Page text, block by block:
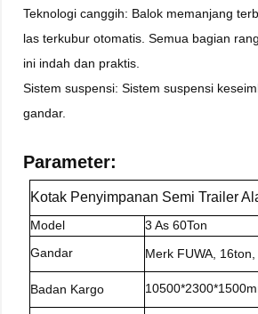
Teknologi canggih: Balok memanjang
las terkubur otomatis. Semua bagian
ini indah dan praktis.
Sistem suspensi: Sistem suspensi
gandar.
Parameter:
Kotak Penyimpanan Semi Trailer
Model
3 As 60Ton
Gandar
Merk FUWA,
Badan Kargo